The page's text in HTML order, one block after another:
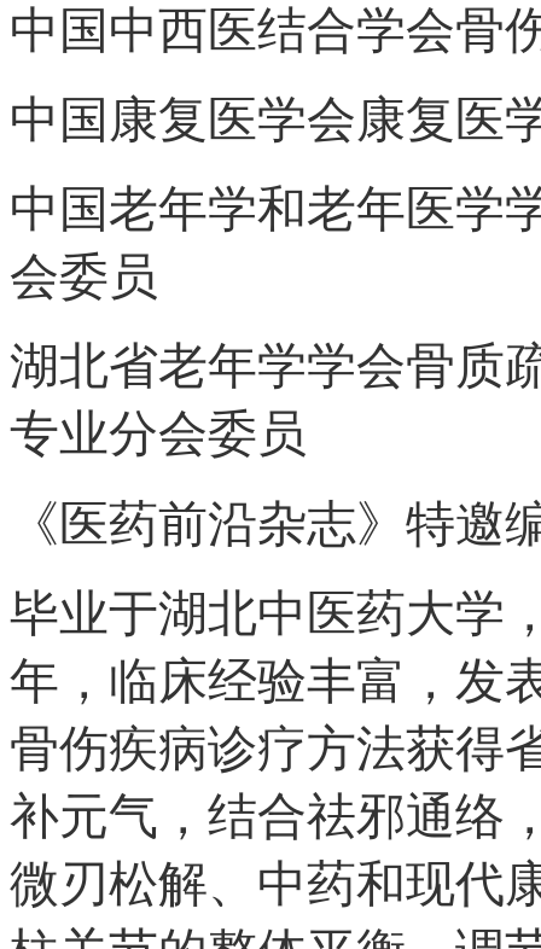
中国中西医结合学会骨
中国康复医学会康复医
中国老年学和老年医学
会委员
湖北省老年学学会骨质
专业分会委员
《医药前沿杂志》特邀
毕业于湖北中医药大学
年，临床经验丰富，发
骨伤疾病诊疗方法获得
补元气，结合祛邪通络
微刃松解、中药和现代